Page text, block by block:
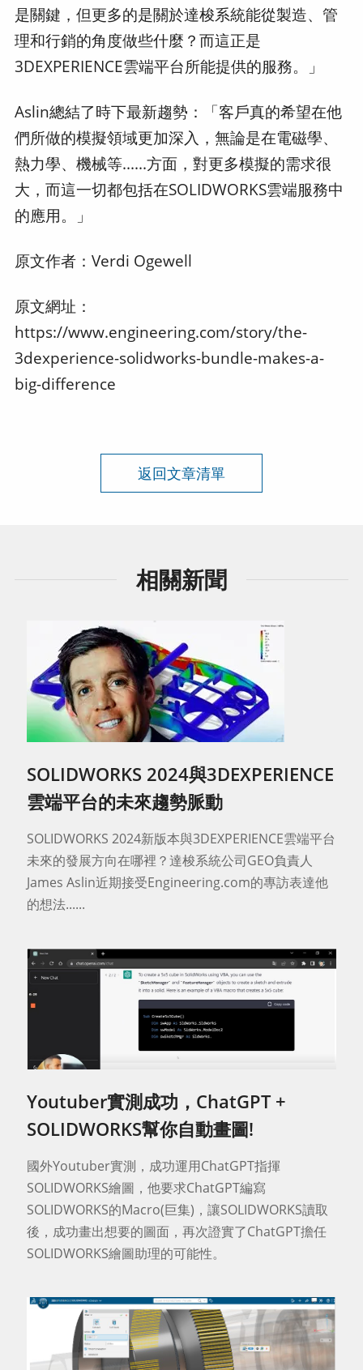
是關鍵，但更多的是關於達梭系統能從製造、管
理和行銷的角度做些什麼？而這正是
3DEXPERIENCE雲端平台所能提供的服務。」
Aslin總結了時下最新趨勢：「客戶真的希望在他
們所做的模擬領域更加深入，無論是在電磁學、
熱力學、機械等......方面，對更多模擬的需求很
大，而這一切都包括在SOLIDWORKS雲端服務中
的應用。」
原文作者：Verdi Ogewell
原文網址：
https://www.engineering.com/story/the-
3dexperience-solidworks-bundle-makes-a-
big-difference
返回文章清單
相關新聞
SOLIDWORKS 2024與3DEXPERIENCE
雲端平台的未來趨勢脈動
SOLIDWORKS 2024新版本與3DEXPERIENCE雲端平台
未來的發展方向在哪裡？達梭系統公司GEO負責人
James Aslin近期接受Engineering.com的專訪表達他
的想法......
Youtuber實測成功，ChatGPT +
SOLIDWORKS幫你自動畫圖!
國外Youtuber實測，成功運用ChatGPT指揮
SOLIDWORKS繪圖，他要求ChatGPT編寫
SOLIDWORKS的Macro(巨集)，讓SOLIDWORKS讀取
後，成功畫出想要的圖面，再次證實了ChatGPT擔任
SOLIDWORKS繪圖助理的可能性。